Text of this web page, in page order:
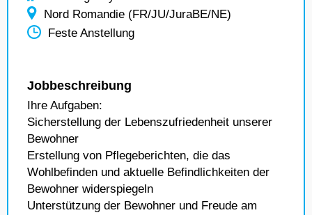
Nord Romandie (FR/JU/JuraBE/NE)
Feste Anstellung
Jobbeschreibung
Ihre Aufgaben:
Sicherstellung der Lebenszufriedenheit unserer
Bewohner
Erstellung von Pflegeberichten, die das
Wohlbefinden und aktuelle Befindlichkeiten der
Bewohner widerspiegeln
Unterstützung der Bewohner und Freude am